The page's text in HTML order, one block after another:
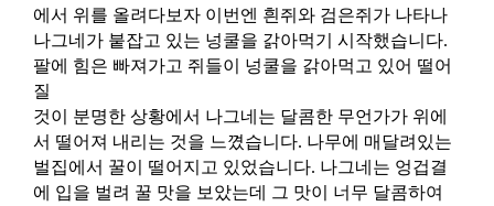
에서 위를 올려다보자 이번엔 흰쥐와 검은쥐가 나타나
나그네가 붙잡고 있는 넝쿨을 갉아먹기 시작했습니다.
팔에 힘은 빠져가고 쥐들이 넝쿨을 갉아먹고 있어 떨어
질
것이 분명한 상황에서 나그네는 달콤한 무언가가 위에
서 떨어져 내리는 것을 느꼈습니다. 나무에 매달려있는
벌집에서 꿀이 떨어지고 있었습니다. 나그네는 엉겁결
에 입을 벌려 꿀 맛을 보았는데 그 맛이 너무 달콤하여